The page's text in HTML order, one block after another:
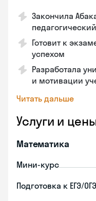
Закончила
Готовит к
успехом
Разработала
и мотивации
Читать дальше
Услуги и
Математика
Мини-курс
Подготовка к ЕГЭ/ОГЭ